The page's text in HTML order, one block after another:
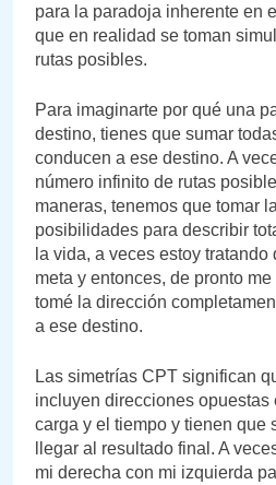
para la paradoja inherente en
que en realidad se toman
rutas posibles.
Para imaginarte por qué una
destino, tienes que sumar
conducen a ese destino. A
número infinito de rutas
maneras, tenemos que tomar
posibilidades para describir
la vida, a veces estoy
meta y entonces, de pronto
tomé la dirección
a ese destino.
Las simetrías CPT significan
incluyen direcciones opuestas
carga y el tiempo y tienen que
llegar al resultado final. A
mi derecha con mi izquierda